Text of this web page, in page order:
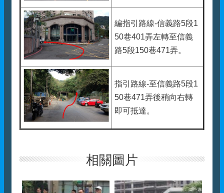
編指引路線-信義路5段1
50巷401弄左轉至信義
路5段150巷471弄。
指引路線-至信義路5段1
50巷471弄後稍向右轉
即可抵達。
相關圖片